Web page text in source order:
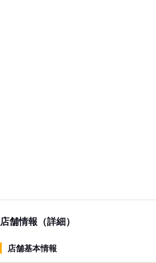
店舗情報（詳細）
店舗基本情報